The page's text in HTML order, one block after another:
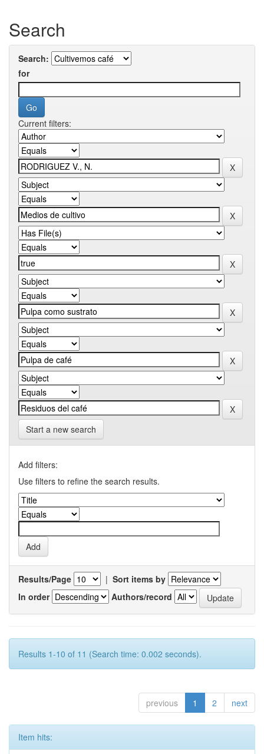
Search
Search:
for
Current filters:
Start a new search
Add filters:
Use filters to refine the search results.
Results/Page | Sort items by
In order
Authors/record
Results 1-10 of 11 (Search time: 0.002 seconds).
previous 1 2 next
Item hits: